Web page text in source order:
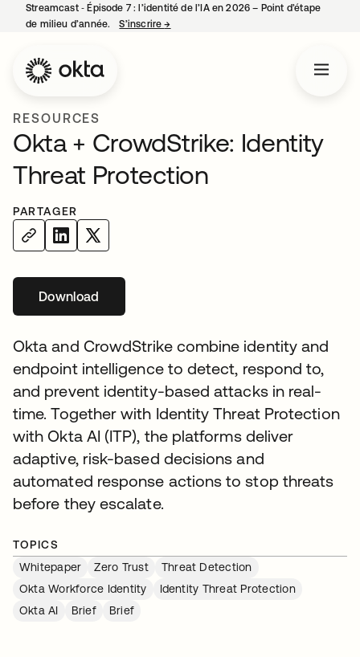
Streamcast ‑ Épisode 7 : l’identité de l’IA en 2026 – Point d’étape
de milieu d’année.
S’inscrire→
RESOURCES
Okta + CrowdStrike: Identity
Threat Protection
PARTAGER
Downloads’ouvre dans un nouvel onglet
Okta and CrowdStrike combine identity and
endpoint intelligence to detect, respond to,
and prevent identity-based attacks in real-
time. Together with Identity Threat Protection
with Okta AI (ITP), the platforms deliver
adaptive, risk-based decisions and
automated response actions to stop threats
before they escalate.
TOPICS
Whitepaper
Zero Trust
Threat Detection
Okta Workforce Identity
Identity Threat Protection
Okta AI
Brief Brief